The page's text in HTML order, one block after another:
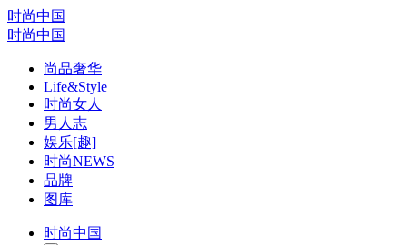
时尚中国
时尚中国
尚品奢华
Life&Style
时尚女人
男人志
娱乐[趣]
时尚NEWS
品牌
图库
时尚中国